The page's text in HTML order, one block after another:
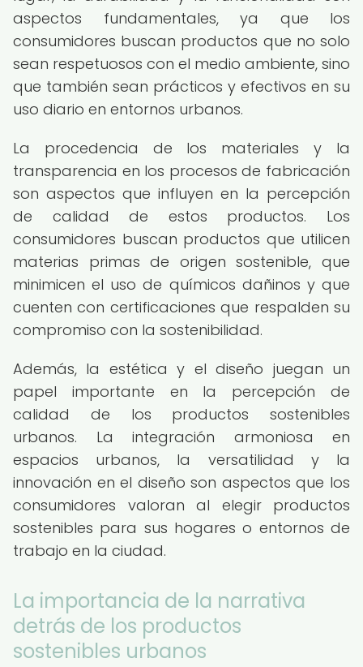
aspectos fundamentales, ya que los
consumidores buscan productos que no solo
sean respetuosos con el medio ambiente, sino
que también sean prácticos y efectivos en su
uso diario en entornos urbanos.
La procedencia de los materiales y la
transparencia en los procesos de fabricación
son aspectos que influyen en la percepción
de calidad de estos productos. Los
consumidores buscan productos que utilicen
materias primas de origen sostenible, que
minimicen el uso de químicos dañinos y que
cuenten con certificaciones que respalden su
compromiso con la sostenibilidad.
Además, la estética y el diseño juegan un
papel importante en la percepción de
calidad de los productos sostenibles
urbanos. La integración armoniosa en
espacios urbanos, la versatilidad y la
innovación en el diseño son aspectos que los
consumidores valoran al elegir productos
sostenibles para sus hogares o entornos de
trabajo en la ciudad.
La importancia de la narrativa
detrás de los productos
sostenibles urbanos